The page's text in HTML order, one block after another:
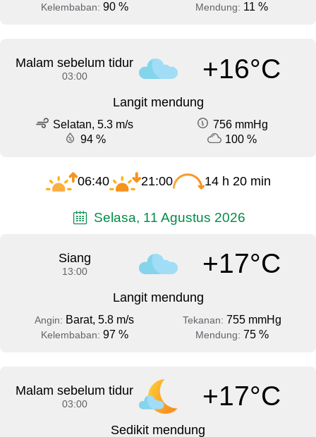
Kelembaban: 90 % Mendung: 11 %
Malam sebelum tidur
03:00 +16°C
Langit mendung
Selatan, 5.3 m/s
756 mmHg
94 %
100 %
06:40 21:00 14 h 20 min
Selasa, 11 Agustus 2026
Siang
13:00 +17°C
Langit mendung
Angin: Barat, 5.8 m/s Tekanan: 755 mmHg
Kelembaban: 97 % Mendung: 75 %
Malam sebelum tidur
03:00 +17°C
Sedikit mendung